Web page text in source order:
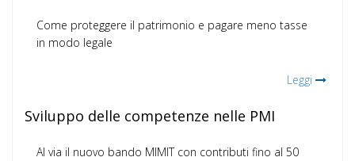
Come proteggere il patrimonio e pagare meno tasse
in modo legale
Leggi
Sviluppo delle competenze nelle PMI
Al via il nuovo bando MIMIT con contributi fino al 50